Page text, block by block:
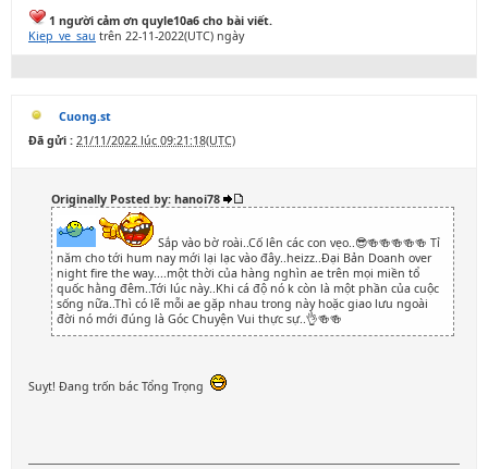
1 người cảm ơn quyle10a6 cho bài viết.
Kiep_ve_sau trên 22-11-2022(UTC) ngày
Cuong.st
Đã gửi : 21/11/2022 lúc 09:21:18(UTC)
Originally Posted by: hanoi78
Sắp vào bờ roài..Cố lên các con vẹo..😎🍻🍻🍻🍻🍻 Tỉ
năm cho tới hum nay mới lại lạc vào đây..heizz..Đại Bản Doanh over
night fire the way....một thời của hàng nghìn ae trên mọi miền tổ
quốc hằng đêm..Tới lúc này..Khi cá độ nó k còn là một phần của cuộc
sống nữa..Thì có lẽ mỗi ae gặp nhau trong này hoặc giao lưu ngoài
đời nó mới đúng là Góc Chuyện Vui thực sự..👌🍻🍻
Suỵt! Đang trốn bác Tổng Trọng